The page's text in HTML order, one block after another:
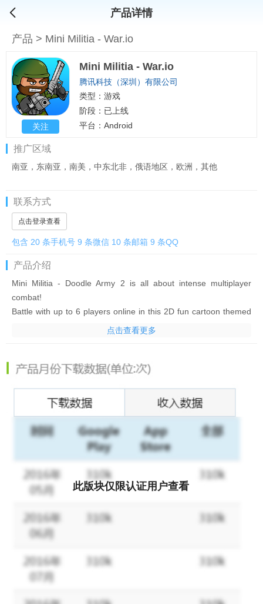
产品详情
产品 > Mini Militia - War.io
关注
Mini Militia - War.io
腾讯科技（深圳）有限公司
类型：游戏
阶段：已上线
平台：Android
推广区域
南亚，东南亚，南美，中东北非，俄语地区，欧洲，其他
联系方式
点击登录查看
包含 20 条手机号 9 条微信 10 条邮箱 9 条QQ
产品介绍
Mini Militia - Doodle Army 2 is all about intense multiplayer
combat!
Battle with up to 6 players online in this 2D fun cartoon themed
cross between Soldat and Halo, inspired on the original
.Online multiplayer with up to 6 players
.Intuitive dual stick shooting controls with jetpack flight
.Over 20 maps to explore
.Wide range of modern and futuristic weapon types
.Offline Survival mode
This game includes optional in-game purchases (includes
random items).
点击查看更多
此版块仅限认证用户查看